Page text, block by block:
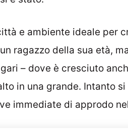
e ambiente ideale per
ragazzo della sua età,
– dove è cresciuto
in una grande. Intanto
immediate di approdo